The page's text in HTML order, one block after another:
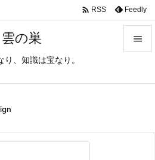
雲の巣
り、知識は宝なり。

 RSS Feedly